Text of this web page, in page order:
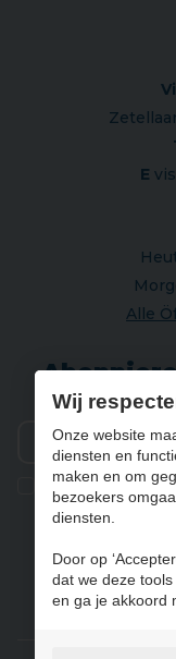
E
Alle
Ik geef de
verwerken zoals
Wij
Onze website
diensten en
maken en om
bezoekers
diensten.
Door op
dat we deze
en ga je akkoord